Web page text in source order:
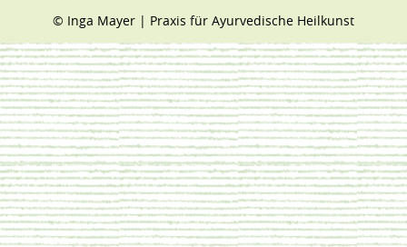
© Inga Mayer | Praxis für Ayurvedische Heilkunst